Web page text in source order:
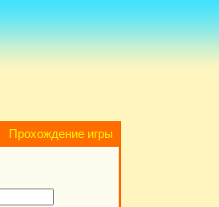
Прохождение игры